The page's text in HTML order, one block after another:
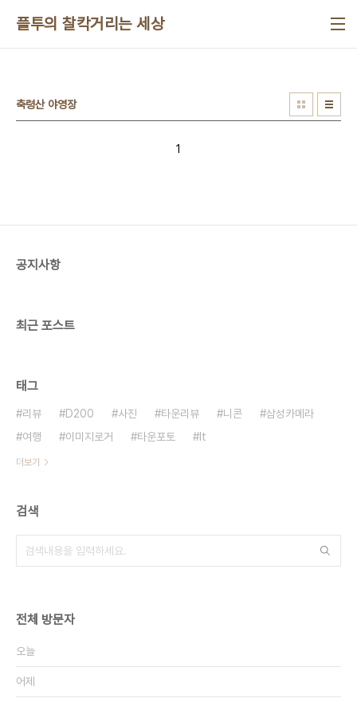
플투의 찰칵거리는 세상
축령산 야영장
1
공지사항
최근 포스트
태그
리뷰 D200 사진 타운리뷰 니콘
삼성카메라
여행
이미지로거 타운포토 It
더보기
검색
전체 방문자
오늘
어제